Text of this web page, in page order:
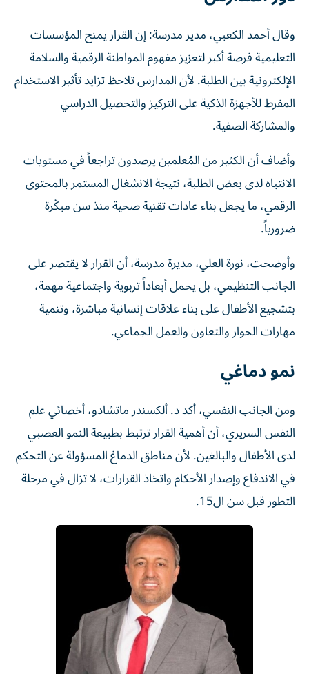
وقال أحمد الكعبي، مدير مدرسة: إن القرار يمنح المؤسسات
التعليمية فرصة أكبر لتعزيز مفهوم المواطنة الرقمية والسلامة
الإلكترونية بين الطلبة. لأن المدارس تلاحظ تزايد تأثير الاستخدام
المفرط للأجهزة الذكية على التركيز والتحصيل الدراسي
والمشاركة الصفية.
وأضاف أن الكثير من المُعلمين يرصدون تراجعاً في مستويات
الانتباه لدى بعض الطلبة، نتيجة الانشغال المستمر بالمحتوى
الرقمي، ما يجعل بناء عادات تقنية صحية منذ سن مبكّرة
ضرورياً.
وأوضحت، نورة العلي، مديرة مدرسة، أن القرار لا يقتصر على
الجانب التنظيمي، بل يحمل أبعاداً تربوية واجتماعية مهمة،
بتشجيع الأطفال على بناء علاقات إنسانية مباشرة، وتنمية
مهارات الحوار والتعاون والعمل الجماعي.
نمو دماغي
ومن الجانب النفسي، أكد د. ألكسندر ماتشادو، أخصائي علم
النفس السريري، أن أهمية القرار ترتبط بطبيعة النمو العصبي
لدى الأطفال والبالغين. لأن مناطق الدماغ المسؤولة عن التحكم
في الاندفاع وإصدار الأحكام واتخاذ القرارات، لا تزال في مرحلة
التطور قبل سن ال15.